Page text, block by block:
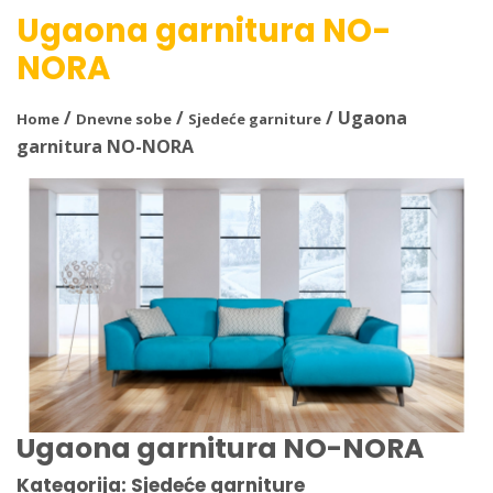
Ugaona garnitura NO-
NORA
Home / Dnevne sobe / Sjedeće garniture / Ugaona
garnitura NO-NORA
Ugaona garnitura NO-NORA
Kategorija: Sjedeće garniture